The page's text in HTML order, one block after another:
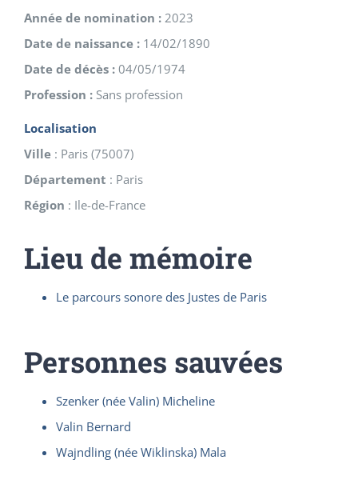
Année de nomination : 2023
Date de naissance : 14/02/1890
Date de décès : 04/05/1974
Profession : Sans profession
Localisation
Ville : Paris (75007)
Département : Paris
Région : Ile-de-France
Lieu de mémoire
Le parcours sonore des Justes de Paris
Personnes sauvées
Szenker (née Valin) Micheline
Valin Bernard
Wajndling (née Wiklinska) Mala